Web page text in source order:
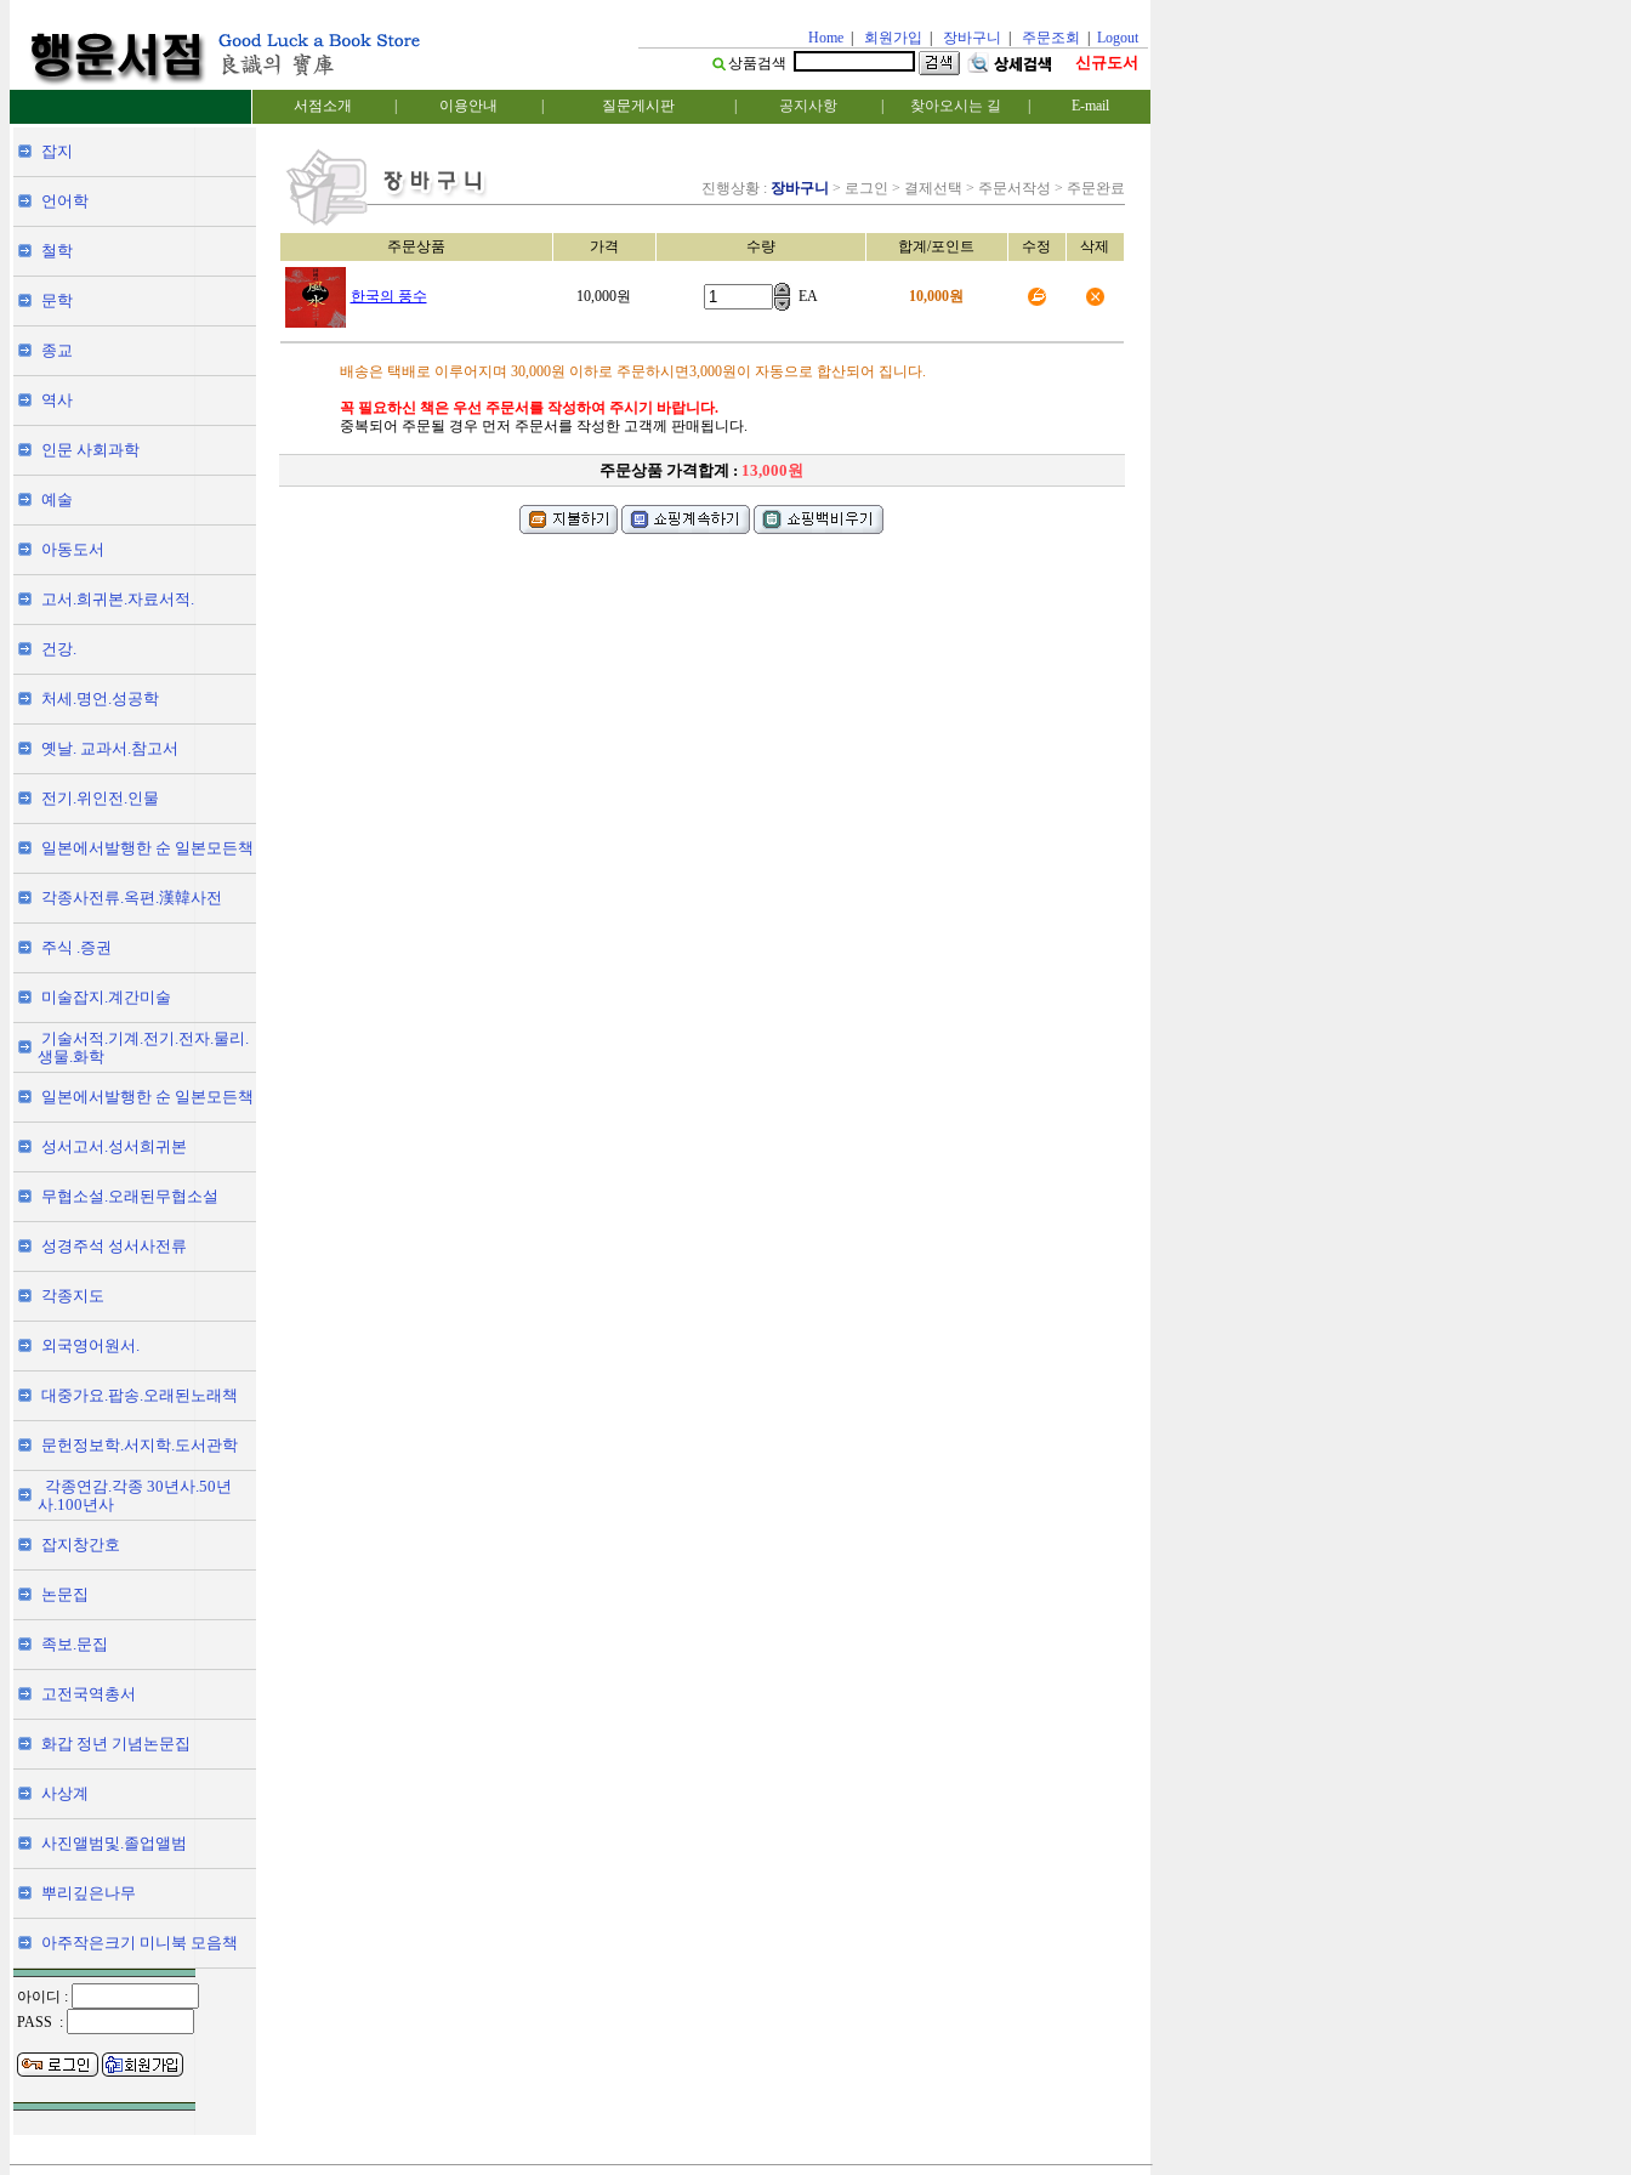
Home 회원가입 장바구니 주문조회
Logout
상품검색
신규도서
서점소개 이용안내 질문게시판 공지사항 찾아오시는 길 E-mail
잡지
언어학
철학
문학
종교
역사
인문 사회과학
예술
아동도서
고서.희귀본.자료서적.
건강.
처세.명언.성공학
옛날. 교과서.참고서
전기.위인전.인물
일본에서발행한 순 일본모든책
각종사전류.옥편.漢韓사전
주식 .증권
미술잡지.계간미술
기술서적.기계.전기.전자.물리.
생물.화학
일본에서발행한 순 일본모든책
성서고서.성서희귀본
무협소설.오래된무협소설
성경주석 성서사전류
각종지도
외국영어원서.
대중가요.팝송.오래된노래책
문헌정보학.서지학.도서관학
각종연감.각종 30년사.50년
사.100년사
잡지창간호
논문집
족보.문집
고전국역총서
화갑 정년 기념논문집
사상계
사진앨범및.졸업앨범
뿌리깊은나무
아주작은크기 미니북 모음책
아이디 :
PASS :
진행상황 : 장바구니 > 로그인 > 결제선택 > 주문서작성 > 주문완료
주문상품 가격 수량 합계/포인트 수정 삭제
한국의 풍수 10,000원 EA 10,000원
배송은 택배로 이루어지며 30,000원 이하로 주문하시면3,000원이 자동으로 합산되어 집니다.
꼭 필요하신 책은 우선 주문서를 작성하여 주시기 바랍니다.
중복되어 주문될 경우 먼저 주문서를 작성한 고객께 판매됩니다.
주문상품 가격합계 : 13,000원